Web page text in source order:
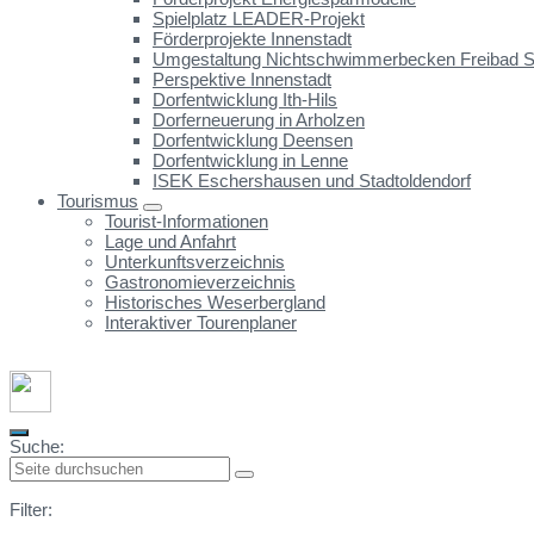
Spielplatz LEADER-Projekt
Förderprojekte Innenstadt
Umgestaltung Nichtschwimmerbecken Freibad
Perspektive Innenstadt
Dorfentwicklung Ith-Hils
Dorferneuerung in Arholzen
Dorfentwicklung Deensen
Dorfentwicklung in Lenne
ISEK Eschershausen und Stadtoldendorf
Tourismus
Tourist-Informationen
Lage und Anfahrt
Unterkunftsverzeichnis
Gastronomieverzeichnis
Historisches Weserbergland
Interaktiver Tourenplaner
Suche:
Filter: